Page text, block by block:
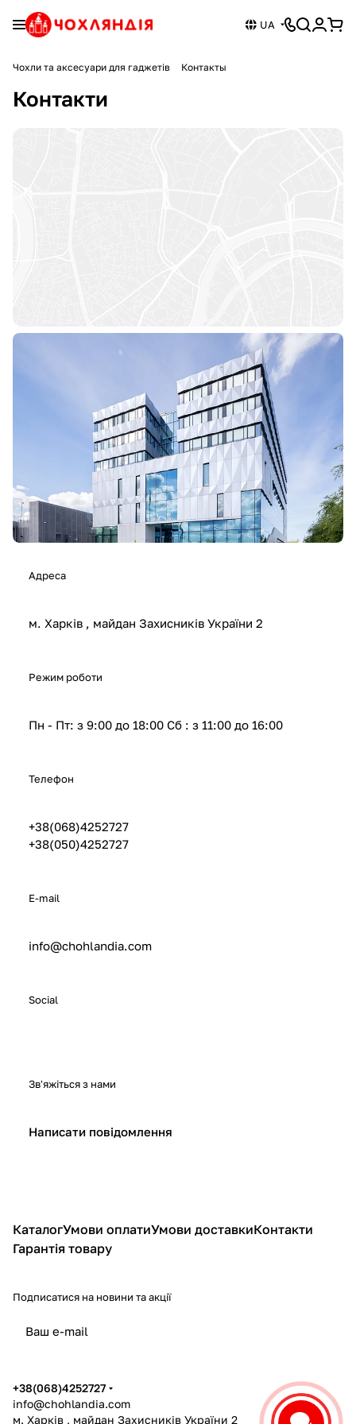
UA
Чохли та аксесуари для гаджетів Контакты
Контакти
Адреса
м. Харків , майдан Захисників України 2
Режим роботи
Пн - Пт: з 9:00 до 18:00 Сб : з 11:00 до 16:00
Телефон
+38(068)4252727
+38(050)4252727
E-mail
info@chohlandia.com
Social
Зв'яжіться з нами
Написати повідомлення
КаталогУмови оплатиУмови доставкиКонтакти
Гарантія товару
Подписатися на новини та акції
+38(068)4252727
info@chohlandia.com
м. Харків , майдан Захисників України 2